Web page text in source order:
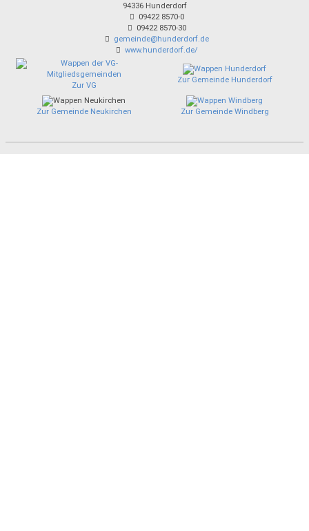
94336 Hunderdorf
09422 8570-0
09422 8570-30
gemeinde@hunderdorf.de
www.hunderdorf.de/
Zur VG
Zur Gemeinde Hunderdorf
Zur Gemeinde Neukirchen Zur Gemeinde Windberg